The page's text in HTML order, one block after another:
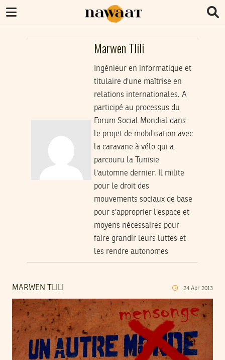
Marwen Tlili
Ingénieur en informatique et
titulaire d'une maîtrise en
relations internationales. A
participé au processus du
Forum Social Mondial dans
le projet de mobilisation avec
la caravane à vélo qui a
parcouru la Tunisie
l'automne dernier. Il milite
pour le droit des
mouvements sociaux de base
pour s'approprier l'espace et
moyens nécessaires pour
faire grandir leurs luttes et
les rendre autonomes
MARWEN TLILI 24 Apr 2013